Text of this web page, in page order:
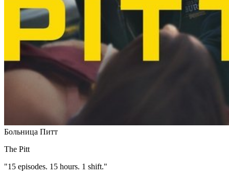
Больница Питт
The Pitt
"15 episodes. 15 hours. 1 shift."